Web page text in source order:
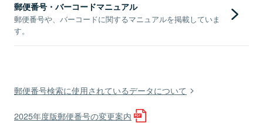
郵便番号・バーコードマニュアル
郵便番号や、バーコードに関するマニュアルを掲載していま
す。
郵便番号検索に使用されているデータについて
2025年度版郵便番号の変更案内